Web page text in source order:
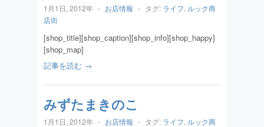
1月1日, 2012年 - お店情報 - タグ: ライフ, ルック商
店街
[shop_title][shop_caption][shop_info][shop_happy]
[shop_map]
記事を読む →
みずたまきのこ
1月1日, 2012年 - お店情報 - タグ: ライフ, ルック商